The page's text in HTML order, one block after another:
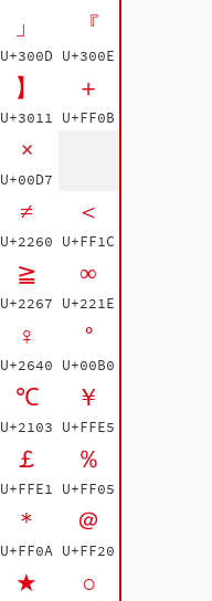
」
U+300D
『
U+300E
】
U+3011
＋
U+FF0B
×
U+00D7
≠
U+2260
＜
U+FF1C
≧
U+2267
∞
U+221E
♀
U+2640
°
U+00B0
℃
U+2103
￥
U+FFE5
￡
U+FFE1
％
U+FF05
＊
U+FF0A
＠
U+FF20
★ ○